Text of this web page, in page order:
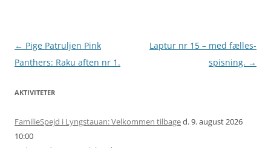
Artikel
navigation
← Pige Patruljen Pink
Panthers: Raku aften nr 1.
Laptur nr 15 – med fælles-
spisning. →
AKTIVITETER
FamilieSpejd i Lyngstauan: Velkommen tilbaged. 9. august 2026
10:00